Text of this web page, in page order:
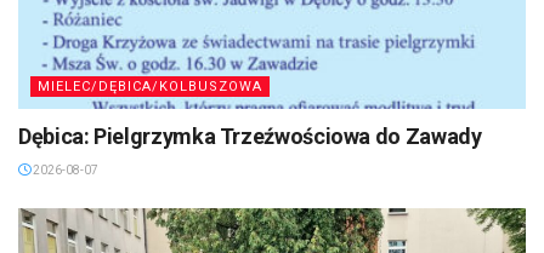
MIELEC/DĘBICA/KOLBUSZOWA
Dębica: Pielgrzymka Trzeźwościowa do Zawady
2026-08-07